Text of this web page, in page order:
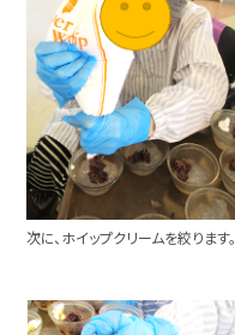
次に、ホイップクリームを絞ります。